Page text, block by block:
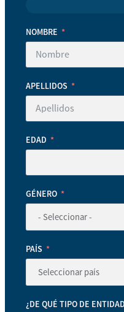
NOMBRE
APELLIDOS
EDAD
GÉNERO
PAÍS
¿DE QUÉ TIPO DE